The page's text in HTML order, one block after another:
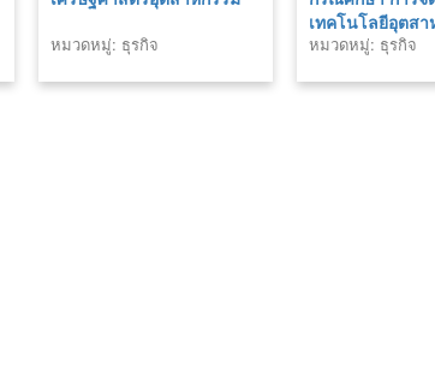
หมวดหมู่: ธุรกิจ
เทคโนโลยีอุตสา
บริบทโลกาภิวัฒน์
หมวดหมู่: ธุรกิจ